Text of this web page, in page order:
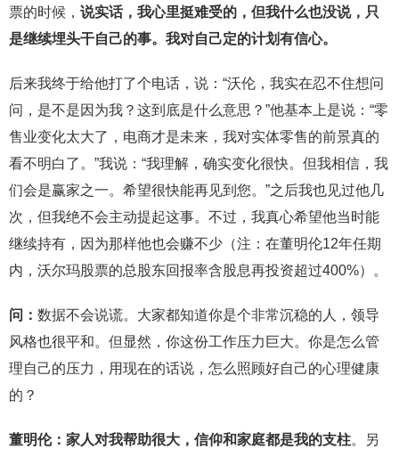
票的时候， 说实话，我心里挺难受的，但我什么也没说，只
是继续埋头干自己的事。我对自己定的计划有信心。
后来我终于给他打了个电话，说：“沃伦，我实在忍不住想问
问，是不是因为我？这到底是什么意思？”他基本上是说：“零
售业变化太大了，电商才是未来，我对实体零售的前景真的
看不明白了。”我说：“我理解，确实变化很快。但我相信，我
们会是赢家之一。希望很快能再见到您。”之后我也见过他几
次，但我绝不会主动提起这事。不过，我真心希望他当时能
继续持有，因为那样他也会赚不少（注：在董明伦12年任期
内，沃尔玛股票的总股东回报率含股息再投资超过400%）。
问： 数据不会说谎。大家都知道你是个非常沉稳的人，领导
风格也很平和。但显然，你这份工作压力巨大。你是怎么管
理自己的压力，用现在的话说，怎么照顾好自己的心理健康
的？
董明伦：家人对我帮助很大，信仰和家庭都是我的支柱。另